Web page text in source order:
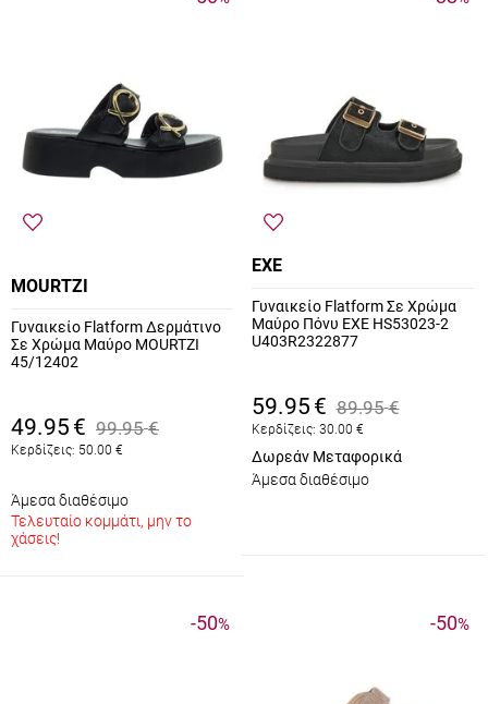
MOURTZI
Γυναικείο Flatform Δερμάτινο
Σε Χρώμα Μαύρο MOURTZI
45/12402
49.95 € 99.95 €
Κερδίζεις: 50.00 €
Άμεσα διαθέσιμο
Τελευταίο κομμάτι, μην το
χάσεις!
EXE
Γυναικείο Flatform Σε Χρώμα
Μαύρο Πόνυ EXE HS53023-2
U403R2322877
59.95 € 89.95 €
Κερδίζεις: 30.00 €
Δωρεάν Μεταφορικά
Άμεσα διαθέσιμο
-50% -50%